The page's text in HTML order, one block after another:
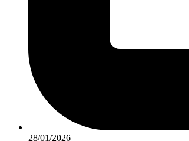
28/01/2026